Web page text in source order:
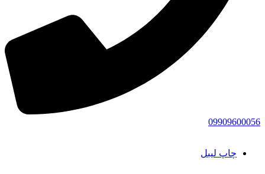
09909600056
چاپ لیبل